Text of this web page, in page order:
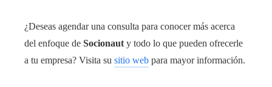
¿Deseas agendar una consulta para conocer más acerca
del enfoque de Socionaut y todo lo que pueden ofrecerle
a tu empresa? Visita su sitio web para mayor información.